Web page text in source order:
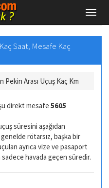
Saat, Mesafe Kaç
Pekin Arası Uçuş Kaç Km
direkt mesafe 5605
süresini aşağıdan
rötarsız, başka bir
ayrıca vize ve pasaport
havada geçen süredir.